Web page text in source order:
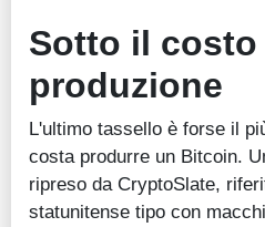
Sotto il costo
produzione
L'ultimo tassello è forse il
costa produrre un Bitcoin.
ripreso da CryptoSlate,
statunitense tipo con